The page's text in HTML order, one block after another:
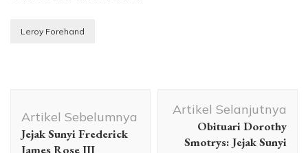
Leroy Forehand
Artikel
Artikel Sebelumnya
Jejak Sunyi Frederick
James Rose III
Artikel Selanjutnya
Obituari Dorothy
Smotrys: Jejak Sunyi